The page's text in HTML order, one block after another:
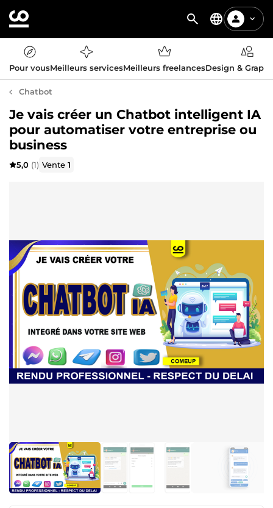
Pour vousMeilleurs servicesMeilleurs freelancesDesign &
Chatbot
Je vais créer un Chatbot intelligent IA
pour automatiser votre entreprise ou
business
5,0 (1) Vente1